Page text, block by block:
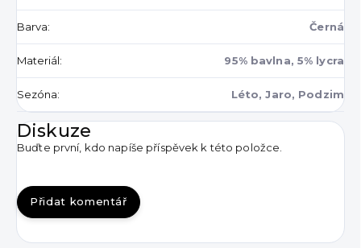
Barva: Černá
Materiál: 95% bavlna, 5% lycra
Sezóna: Léto, Jaro, Podzim
Diskuze
Buďte první, kdo napíše příspěvek k této položce.
Přidat komentář